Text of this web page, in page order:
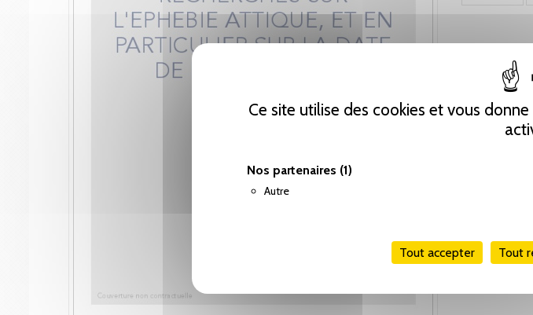
Ce site utilise des cookies et vous
Nos partenaires (1)
Autre
Tout accepter Tout